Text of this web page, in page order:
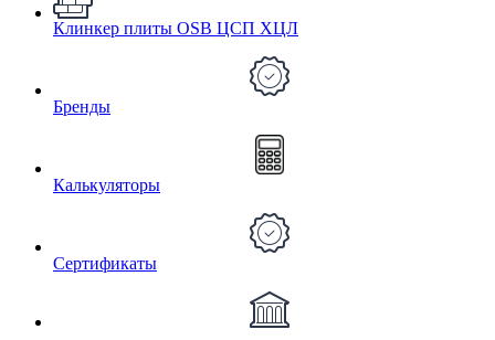
Клинкер плиты OSB ЦСП ХЦЛ
Бренды
Калькуляторы
Сертификаты